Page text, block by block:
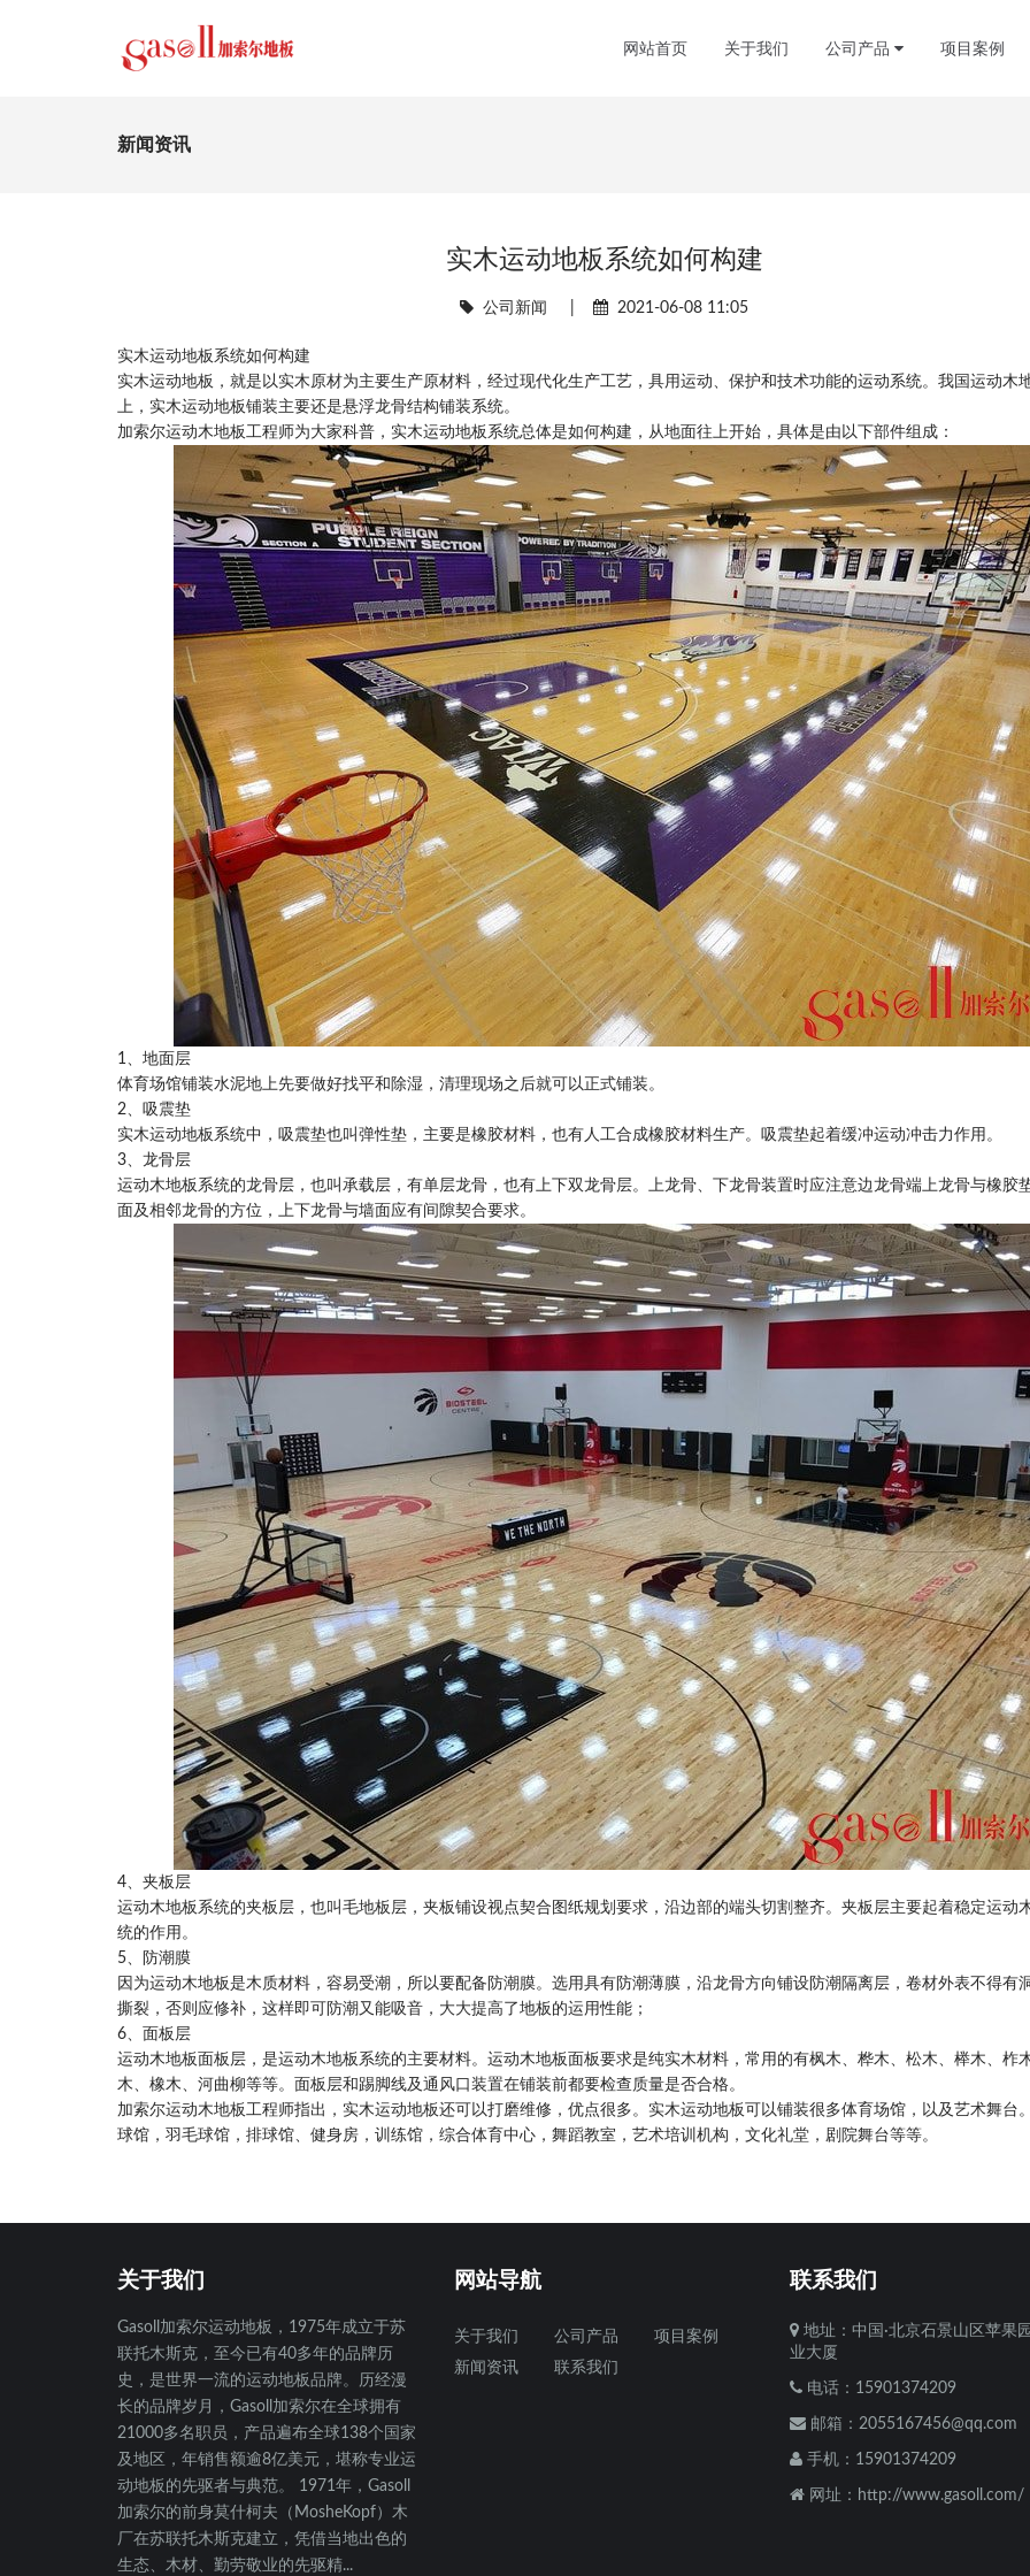
网站首页 关于我们 公司产品 项目案例
新闻资讯
实木运动地板系统如何构建
公司新闻 2021-06-08 11:05
实木运动地板系统如何构建
实木运动地板，就是以实木原材为主要生产原材料，经过现代化生产工艺，具用运动、保护和技术功能的运动系统。我国运动木
上，实木运动地板铺装主要还是悬浮龙骨结构铺装系统。
加索尔运动木地板工程师为大家科普，实木运动地板系统总体是如何构建，从地面往上开始，具体是由以下部件组成：
1、地面层
体育场馆铺装水泥地上先要做好找平和除湿，清理现场之后就可以正式铺装。
2、吸震垫
实木运动地板系统中，吸震垫也叫弹性垫，主要是橡胶材料，也有人工合成橡胶材料生产。吸震垫起着缓冲运动冲击力作用。
3、龙骨层
运动木地板系统的龙骨层，也叫承载层，有单层龙骨，也有上下双龙骨层。上龙骨、下龙骨装置时应注意边龙骨端上龙骨与橡胶
面及相邻龙骨的方位，上下龙骨与墙面应有间隙契合要求。
4、夹板层
运动木地板系统的夹板层，也叫毛地板层，夹板铺设视点契合图纸规划要求，沿边部的端头切割整齐。夹板层主要起着稳定运动
统的作用。
5、防潮膜
因为运动木地板是木质材料，容易受潮，所以要配备防潮膜。选用具有防潮薄膜，沿龙骨方向铺设防潮隔离层，卷材外表不得有
撕裂，否则应修补，这样即可防潮又能吸音，大大提高了地板的运用性能；
6、面板层
运动木地板面板层，是运动木地板系统的主要材料。运动木地板面板要求是纯实木材料，常用的有枫木、桦木、松木、榉木、柞
木、橡木、河曲柳等等。面板层和踢脚线及通风口装置在铺装前都要检查质量是否合格。
加索尔运动木地板工程师指出，实木运动地板还可以打磨维修，优点很多。实木运动地板可以铺装很多体育场馆，以及艺术舞台
球馆，羽毛球馆，排球馆、健身房，训练馆，综合体育中心，舞蹈教室，艺术培训机构，文化礼堂，剧院舞台等等。
关于我们
Gasoll加索尔运动地板，1975年成立于苏
联托木斯克，至今已有40多年的品牌历
史，是世界一流的运动地板品牌。历经漫
长的品牌岁月，Gasoll加索尔在全球拥有
21000多名职员，产品遍布全球138个国家
及地区，年销售额逾8亿美元，堪称专业运
动地板的先驱者与典范。 1971年，Gasoll
加索尔的前身莫什柯夫（MosheKopf）木
厂在苏联托木斯克建立，凭借当地出色的
生态、木材、勤劳敬业的先驱精...
网站导航
关于我们 公司产品
项目案例
新闻资讯
联系我们
联系我们
地址：中国·北京石景山区苹果
业大厦
电话：15901374209
邮箱： 2055167456@qq.com
手机：15901374209
网址：http://www.gasoll.com/